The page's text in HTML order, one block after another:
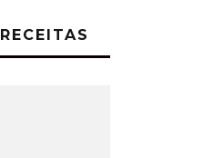
RECEITAS